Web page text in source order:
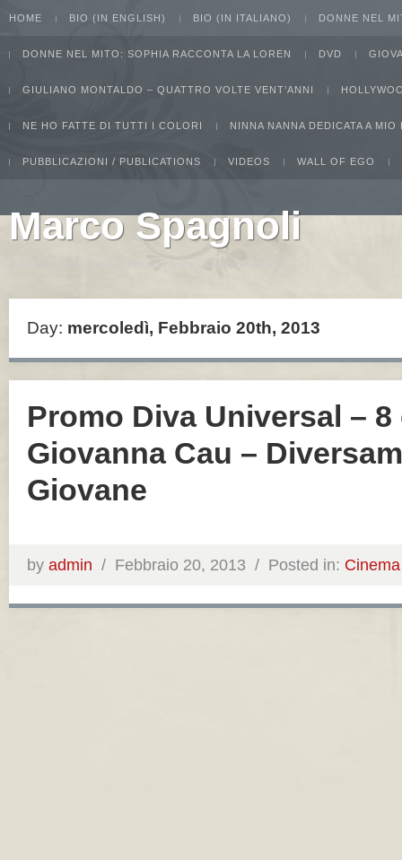
HOME BIO (IN ENGLISH) BIO (IN ITALIANO) DONNE NEL
DONNE NEL MITO: SOPHIA RACCONTA LA LOREN DVD
GIULIANO MONTALDO – QUATTRO VOLTE VENT’ANNI
NE HO FATTE DI TUTTI I COLORI NINNA NANNA DEDICATA A MIO
PUBBLICAZIONI / PUBLICATIONS VIDEOS WALL OF EGO
Marco Spagnoli
Day: mercoledì, Febbraio 20th, 2013
Promo Diva Universal – 8
Giovanna Cau –
Giovane
by admin / Febbraio 20, 2013 / Posted in: Cinema